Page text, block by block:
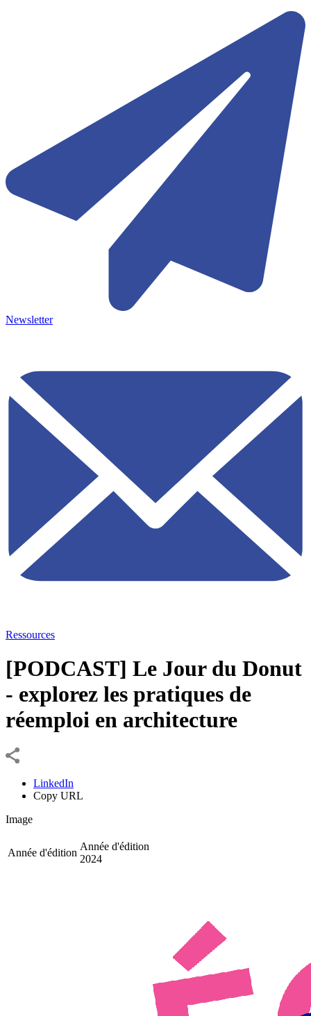
Newsletter
Ressources
[PODCAST] Le Jour du Donut
- explorez les pratiques de
réemploi en architecture
LinkedIn
Copy URL
Image
Année d'édition
Année d'édition
2024